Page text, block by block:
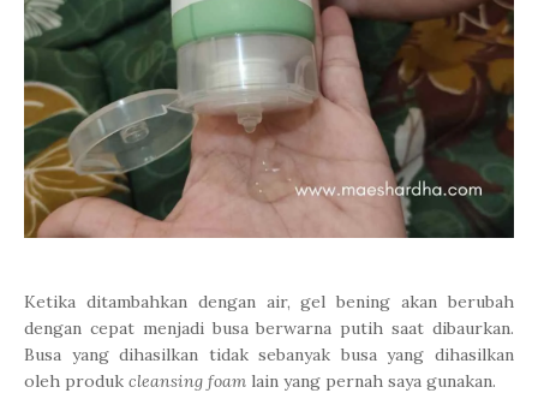
Ketika ditambahkan dengan air, gel bening akan berubah
dengan cepat menjadi busa berwarna putih saat dibaurkan.
Busa yang dihasilkan tidak sebanyak busa yang dihasilkan
oleh produk cleansing foam lain yang pernah saya gunakan.